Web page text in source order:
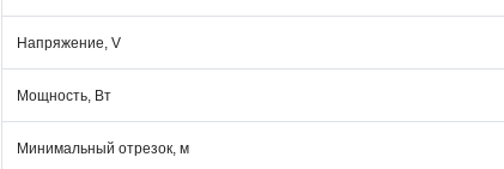
Напряжение, V
Мощность, Вт
Минимальный отрезок, м